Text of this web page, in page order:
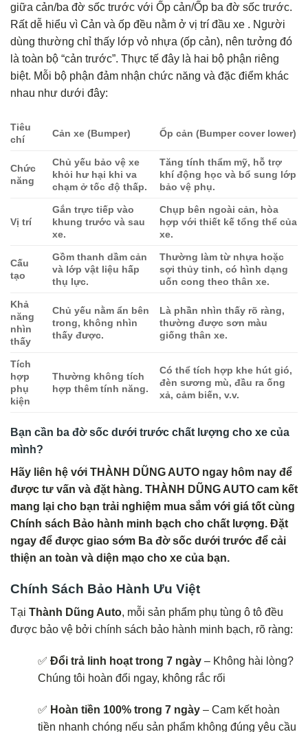
giữa cản/ba đờ sốc trước với Ốp cản/Ốp ba đờ sốc trước.
Rất dễ hiểu vì Cản và ốp đều nằm ở vị trí đầu xe . Người
dùng thường chỉ thấy lớp vỏ nhựa (ốp cản), nên tưởng đó
là toàn bộ “cản trước”. Thực tế đây là hai bộ phận riêng
biệt. Mỗi bộ phận đảm nhận chức năng và đặc điểm khác
nhau như dưới đây:
Tiêu
chí
Cản xe (Bumper) Ốp cản (Bumper cover lower)
Chức
năng
Chủ yếu bảo vệ xe
khỏi hư hại khi va
chạm ở tốc độ thấp.
Tăng tính thẩm mỹ, hỗ trợ
khí động học và bổ sung lớp
bảo vệ phụ.
Vị trí
Gắn trực tiếp vào
khung trước và sau
xe.
Chụp bên ngoài cản, hòa
hợp với thiết kế tổng thể của
xe.
Cấu
tạo
Gồm thanh dầm cản
và lớp vật liệu hấp
thụ lực.
Thường làm từ nhựa hoặc
sợi thủy tinh, có hình dạng
uốn cong theo thân xe.
Khả
năng
nhìn
thấy
Chủ yếu nằm ẩn bên
trong, không nhìn
thấy được.
Là phần nhìn thấy rõ ràng,
thường được sơn màu
giống thân xe.
Tích
hợp
phụ
kiện
Thường không tích
hợp thêm tính năng.
Có thể tích hợp khe hút gió,
đèn sương mù, đầu ra ống
xả, cảm biến, v.v.
Bạn cần ba đờ sốc dưới trước chất lượng cho xe của
mình?
Hãy liên hệ với THÀNH DŨNG AUTO ngay hôm nay để
được tư vấn và đặt hàng. THÀNH DŨNG AUTO cam kết
mang lại cho bạn trải nghiệm mua sắm với giá tốt cùng
Chính sách Bảo hành minh bạch cho chất lượng. Đặt
ngay để được giao sớm Ba đờ sốc dưới trước để cải
thiện an toàn và diện mạo cho xe của bạn.
Chính Sách Bảo Hành Ưu Việt
Tại Thành Dũng Auto, mỗi sản phẩm phụ tùng ô tô đều
được bảo vệ bởi chính sách bảo hành minh bạch, rõ ràng:
✅ Đổi trả linh hoạt trong 7 ngày – Không hài lòng?
Chúng tôi hoàn đổi ngay, không rắc rối
✅ Hoàn tiền 100% trong 7 ngày – Cam kết hoàn
tiền nhanh chóng nếu sản phẩm không đúng yêu cầu